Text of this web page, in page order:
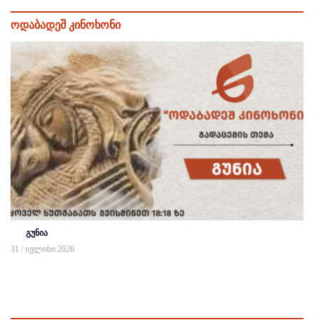
ოდაბადეშ კინოხონი
გუნია
31 / ივლისი 2026